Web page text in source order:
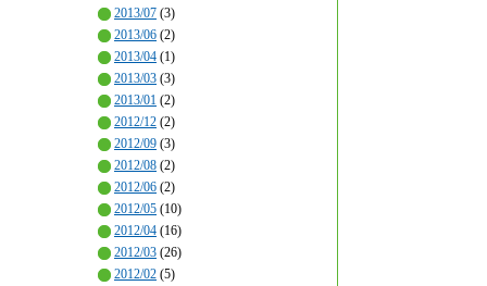
2013/07 (3)
2013/06 (2)
2013/04 (1)
2013/03 (3)
2013/01 (2)
2012/12 (2)
2012/09 (3)
2012/08 (2)
2012/06 (2)
2012/05 (10)
2012/04 (16)
2012/03 (26)
2012/02 (5)